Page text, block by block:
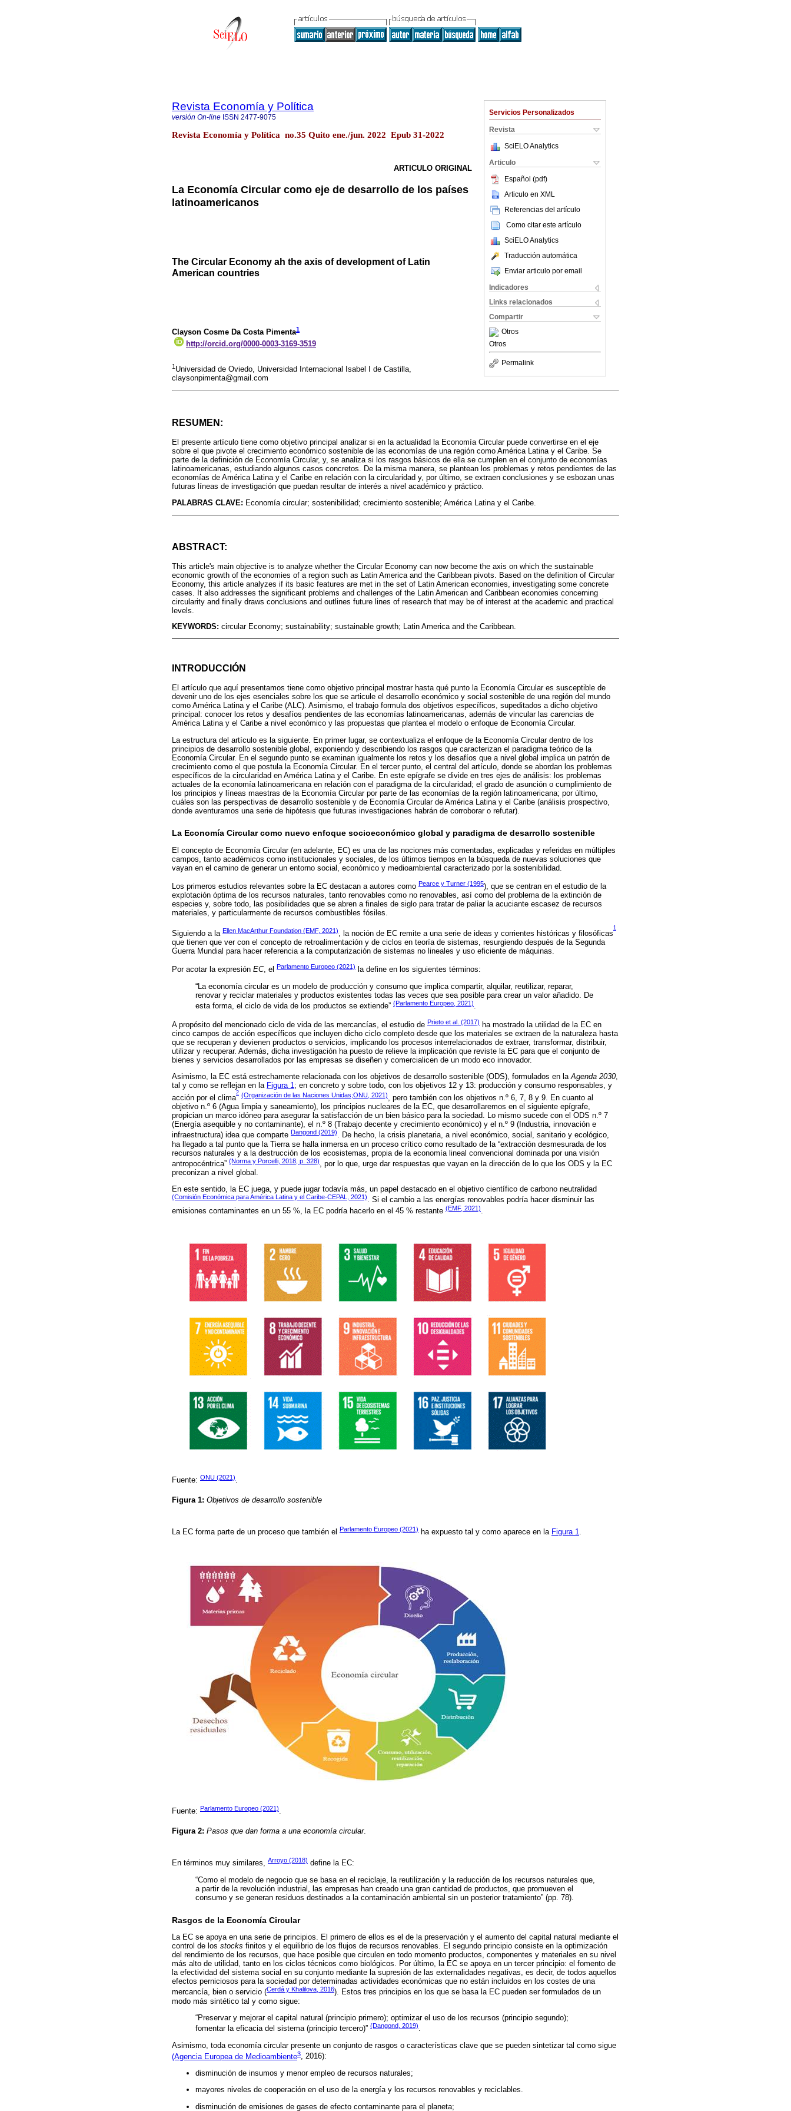
Servicios Personalizados
Revista
SciELO Analytics
Articulo
Español (pdf)
Articulo en XML
Referencias del artículo
Como citar este artículo
SciELO Analytics
Traducción automática
Enviar articulo por email
Indicadores
Links relacionados
Compartir
Otros
Otros
Permalink
Revista Economía y Política
versión On-line ISSN 2477-9075
Revista Economía y Política no.35 Quito ene./jun. 2022 Epub 31-2022
ARTICULO ORIGINAL
La Economía Circular como eje de desarrollo de los países
latinoamericanos
The Circular Economy ah the axis of development of Latin
American countries
Clayson Cosme Da Costa Pimenta1
http://orcid.org/0000-0003-3169-3519
1 Universidad de Oviedo, Universidad Internacional Isabel I de Castilla,
claysonpimenta@gmail.com
RESUMEN:
El presente artículo tiene como objetivo principal analizar si en la actualidad la Economía Circular puede convertirse en el eje
sobre el que pivote el crecimiento económico sostenible de las economías de una región como América Latina y el Caribe. Se
parte de la definición de Economía Circular, y, se analiza si los rasgos básicos de ella se cumplen en el conjunto de economías
latinoamericanas, estudiando algunos casos concretos. De la misma manera, se plantean los problemas y retos pendientes de las
economías de América Latina y el Caribe en relación con la circularidad y, por último, se extraen conclusiones y se esbozan unas
futuras líneas de investigación que puedan resultar de interés a nivel académico y práctico.
PALABRAS CLAVE: Economía circular; sostenibilidad; crecimiento sostenible; América Latina y el Caribe.
ABSTRACT:
This article's main objective is to analyze whether the Circular Economy can now become the axis on which the sustainable
economic growth of the economies of a region such as Latin America and the Caribbean pivots. Based on the definition of Circular
Economy, this article analyzes if its basic features are met in the set of Latin American economies, investigating some concrete
cases. It also addresses the significant problems and challenges of the Latin American and Caribbean economies concerning
circularity and finally draws conclusions and outlines future lines of research that may be of interest at the academic and practical
levels.
KEYWORDS: circular Economy; sustainability; sustainable growth; Latin America and the Caribbean.
INTRODUCCIÓN
El artículo que aquí presentamos tiene como objetivo principal mostrar hasta qué punto la Economía Circular es susceptible de
devenir uno de los ejes esenciales sobre los que se articule el desarrollo económico y social sostenible de una región del mundo
como América Latina y el Caribe (ALC). Asimismo, el trabajo formula dos objetivos específicos, supeditados a dicho objetivo
principal: conocer los retos y desafíos pendientes de las economías latinoamericanas, además de vincular las carencias de
América Latina y el Caribe a nivel económico y las propuestas que plantea el modelo o enfoque de Economía Circular.
La estructura del artículo es la siguiente. En primer lugar, se contextualiza el enfoque de la Economía Circular dentro de los
principios de desarrollo sostenible global, exponiendo y describiendo los rasgos que caracterizan el paradigma teórico de la
Economía Circular. En el segundo punto se examinan igualmente los retos y los desafíos que a nivel global implica un patrón de
crecimiento como el que postula la Economía Circular. En el tercer punto, el central del artículo, donde se abordan los problemas
específicos de la circularidad en América Latina y el Caribe. En este epígrafe se divide en tres ejes de análisis: los problemas
actuales de la economía latinoamericana en relación con el paradigma de la circularidad; el grado de asunción o cumplimiento de
los principios y líneas maestras de la Economía Circular por parte de las economías de la región latinoamericana; por último,
cuáles son las perspectivas de desarrollo sostenible y de Economía Circular de América Latina y el Caribe (análisis prospectivo,
donde aventuramos una serie de hipótesis que futuras investigaciones habrán de corroborar o refutar).
La Economía Circular como nuevo enfoque socioeconómico global y paradigma de desarrollo sostenible
El concepto de Economía Circular (en adelante, EC) es una de las nociones más comentadas, explicadas y referidas en múltiples
campos, tanto académicos como institucionales y sociales, de los últimos tiempos en la búsqueda de nuevas soluciones que
vayan en el camino de generar un entorno social, económico y medioambiental caracterizado por la sostenibilidad.
Los primeros estudios relevantes sobre la EC destacan a autores como Pearce y Turner (1995), que se centran en el estudio de la
explotación óptima de los recursos naturales, tanto renovables como no renovables, así como del problema de la extinción de
especies y, sobre todo, las posibilidades que se abren a finales de siglo para tratar de paliar la acuciante escasez de recursos
materiales, y particularmente de recursos combustibles fósiles.
Siguiendo a la Ellen MacArthur Foundation (EMF, 2021) , la noción de EC remite a una serie de ideas y corrientes históricas y filosóficas
1
que tienen que ver con el concepto de retroalimentación y de ciclos en teoría de sistemas, resurgiendo después de la Segunda
Guerra Mundial para hacer referencia a la computarización de sistemas no lineales y uso eficiente de máquinas.
Por acotar la expresión EC, el Parlamento Europeo (2021)
la define en los siguientes términos:
“La economía circular es un modelo de producción y consumo que implica compartir, alquilar, reutilizar, reparar,
renovar y reciclar materiales y productos existentes todas las veces que sea posible para crear un valor añadido. De
esta forma, el ciclo de vida de los productos se extiende” (Parlamento Europeo, 2021).
A propósito del mencionado ciclo de vida de las mercancías, el estudio de Prieto et al. (2017) ha mostrado la utilidad de la EC en
cinco campos de acción específicos que incluyen dicho ciclo completo desde que los materiales se extraen de la naturaleza hasta
que se recuperan y devienen productos o servicios, implicando los procesos interrelacionados de extraer, transformar, distribuir,
utilizar y recuperar. Además, dicha investigación ha puesto de relieve la implicación que reviste la EC para que el conjunto de
bienes y servicios desarrollados por las empresas se diseñen y comercialicen de un modo eco innovador.
Asimismo, la EC está estrechamente relacionada con los objetivos de desarrollo sostenible (ODS), formulados en laAgenda 2030,
tal y como se reflejan en la Figura 1; en concreto y sobre todo, con los objetivos 12 y 13: producción y consumo responsables, y
acción por el clima
2 (Organización de las Naciones Unidas;ONU, 2021), pero también con los objetivos n.º 6, 7, 8 y 9. En cuanto al
objetivo n.º 6 (Agua limpia y saneamiento), los principios nucleares de la EC, que desarrollaremos en el siguiente epígrafe,
propician un marco idóneo para asegurar la satisfacción de un bien básico para la sociedad. Lo mismo sucede con el ODS n.º 7
(Energía asequible y no contaminante), el n.º 8 (Trabajo decente y crecimiento económico) y el n.º 9 (Industria, innovación e
infraestructura) idea que comparte Dangond (2019). De hecho, la crisis planetaria, a nivel económico, social, sanitario y ecológico,
ha llegado a tal punto que la Tierra se halla inmersa en un proceso crítico como resultado de la “extracción desmesurada de los
recursos naturales y a la destrucción de los ecosistemas, propia de la economía lineal convencional dominada por una visión
antropocéntrica” (Norma y Porcelli, 2018, p. 328), por lo que, urge dar respuestas que vayan en la dirección de lo que los ODS y la EC
preconizan a nivel global.
En este sentido, la EC juega, y puede jugar todavía más, un papel destacado en el objetivo científico de carbono neutralidad
(Comisión Económica para América Latina y el Caribe-CEPAL, 2021). Si el cambio a las energías renovables podría hacer disminuir las
emisiones contaminantes en un 55 %, la EC podría hacerlo en el 45 % restante (EMF, 2021).
Fuente: ONU (2021).
Figura 1: Objetivos de desarrollo sostenible
La EC forma parte de un proceso que también el Parlamento Europeo (2021) ha expuesto tal y como aparece en la Figura 1.
Fuente: Parlamento Europeo (2021).
Figura 2: Pasos que dan forma a una economía circular.
En términos muy similares, Arroyo (2018) define la EC:
“Como el modelo de negocio que se basa en el reciclaje, la reutilización y la reducción de los recursos naturales que,
a partir de la revolución industrial, las empresas han creado una gran cantidad de productos, que promueven el
consumo y se generan residuos destinados a la contaminación ambiental sin un posterior tratamiento” (pp. 78).
Rasgos de la Economía Circular
La EC se apoya en una serie de principios. El primero de ellos es el de la preservación y el aumento del capital natural mediante el
control de los stocks finitos y el equilibrio de los flujos de recursos renovables. El segundo principio consiste en la optimización
del rendimiento de los recursos, que hace posible que circulen en todo momento productos, componentes y materiales en su nivel
más alto de utilidad, tanto en los ciclos técnicos como biológicos. Por último, la EC se apoya en un tercer principio: el fomento de
la efectividad del sistema social en su conjunto mediante la supresión de las externalidades negativas, es decir, de todos aquellos
efectos perniciosos para la sociedad por determinadas actividades económicas que no están incluidos en los costes de una
mercancía, bien o servicio (Cerdá y Khalilova, 2016). Estos tres principios en los que se basa la EC pueden ser formulados de un
modo más sintético tal y como sigue:
“Preservar y mejorar el capital natural (principio primero); optimizar el uso de los recursos (principio segundo);
fomentar la eficacia del sistema (principio tercero)” (Dangond, 2019).
Asimismo, toda economía circular presente un conjunto de rasgos o características clave que se pueden sintetizar tal como sigue
(Agencia Europea de Medioambiente3, 2016):
disminución de insumos y menor empleo de recursos naturales;
mayores niveles de cooperación en el uso de la energía y los recursos renovables y reciclables.
disminución de emisiones de gases de efecto contaminante para el planeta;